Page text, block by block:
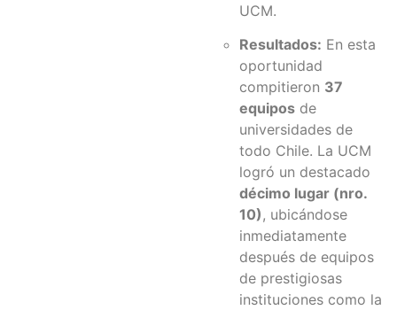
UCM.
Resultados: En esta
oportunidad
compitieron 37
equipos de
universidades de
todo Chile. La UCM
logró un destacado
décimo lugar (nro.
10), ubicándose
inmediatamente
después de equipos
de prestigiosas
instituciones como la